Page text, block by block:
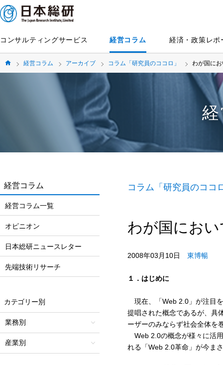
コンサルティングサービス 経営コラム 経済・政策レポ
経営コラム アーカイブ コラム「研究員のココロ」 わが国に
コラム「研究員のココ
わが国にお
2008年03月10日 東博暢
１．はじめに
現在、「Web 2.0」が注目
提唱された概念であるが、具
ーザーのみならず社会全体を
Web 2.0の概念が様々に活
れる「Web 2.0革命」が今ま
経営コラム
経営コラム一覧
オピニオン
日本総研ニュースレター
先端技術リサーチ
カテゴリー別
業務別
産業別